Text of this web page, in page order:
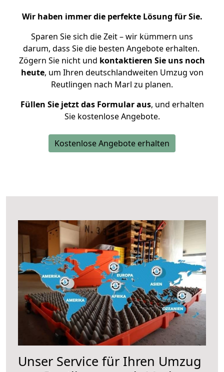
Wir haben immer die perfekte Lösung für Sie.
Sparen Sie sich die Zeit – wir kümmern uns
darum, dass Sie die besten Angebote erhalten.
Zögern Sie nicht und kontaktieren Sie uns noch
heute, um Ihren deutschlandweiten Umzug von
Reutlingen nach Marl zu planen.
Füllen Sie jetzt das Formular aus, und erhalten
Sie kostenlose Angebote.
Kostenlose Angebote erhalten
Unser Service für Ihren Umzug